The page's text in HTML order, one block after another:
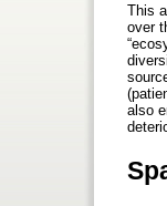
This
over
also